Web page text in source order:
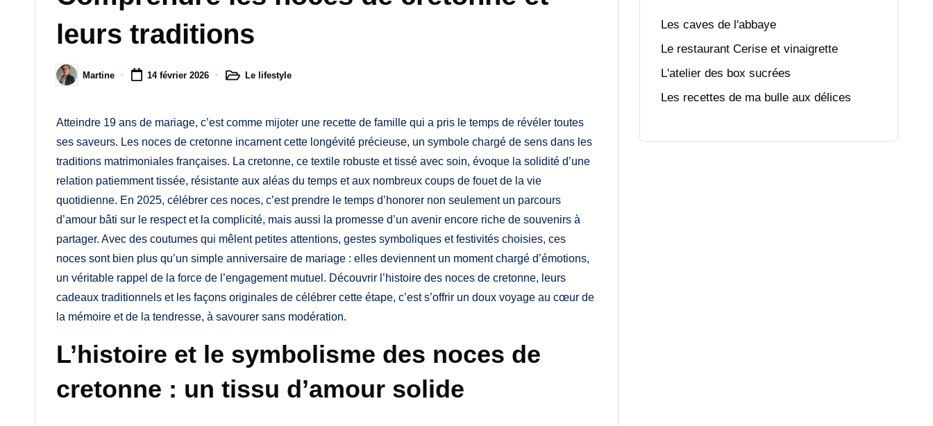
leurs traditions
PostedMartine 14 février 2026
PostedLe lifestyle
Atteindre 19 ans de mariage, c’est comme mijoter une recette de famille qui a pris le temps de révéler toutes
ses saveurs. Les noces de cretonne incarnent cette longévité précieuse, un symbole chargé de sens dans les
traditions matrimoniales françaises. La cretonne, ce textile robuste et tissé avec soin, évoque la solidité d’une
relation patiemment tissée, résistante aux aléas du temps et aux nombreux coups de fouet de la vie
quotidienne. En 2025, célébrer ces noces, c’est prendre le temps d’honorer non seulement un parcours
d’amour bâti sur le respect et la complicité, mais aussi la promesse d’un avenir encore riche de souvenirs à
partager. Avec des coutumes qui mêlent petites attentions, gestes symboliques et festivités choisies, ces
noces sont bien plus qu’un simple anniversaire de mariage : elles deviennent un moment chargé d’émotions,
un véritable rappel de la force de l’engagement mutuel. Découvrir l’histoire des noces de cretonne, leurs
cadeaux traditionnels et les façons originales de célébrer cette étape, c’est s’offrir un doux voyage au cœur de
la mémoire et de la tendresse, à savourer sans modération.
L’histoire et le symbolisme des noces de
cretonne : un tissu d’amour solide
Les caves de l'abbaye
Le restaurant Cerise et vinaigrette
L'atelier des box sucrées
Les recettes de ma bulle aux délices